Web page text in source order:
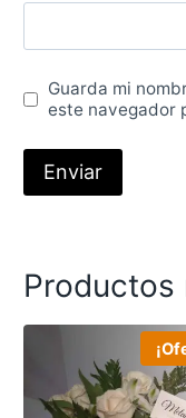
Guarda mi
este navegador
Productos